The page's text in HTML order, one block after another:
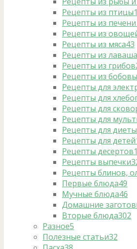
Рецепты из птицы
Рецепты из
Рецепты из
Рецепты из мяса43
Рецепты из лаваша
Рецепты из грибов
Рецепты из
Рецепты для
Рецепты для
Рецепты для
Рецепты для
Рецепты для
Рецепты для детей
Рецепты десертов
Рецепты выпечки
Рецепты блинов,
Первые блюда49
Мучные блюда46
Домашние
Вторые блюда302
Разное5
Полезные статьи32